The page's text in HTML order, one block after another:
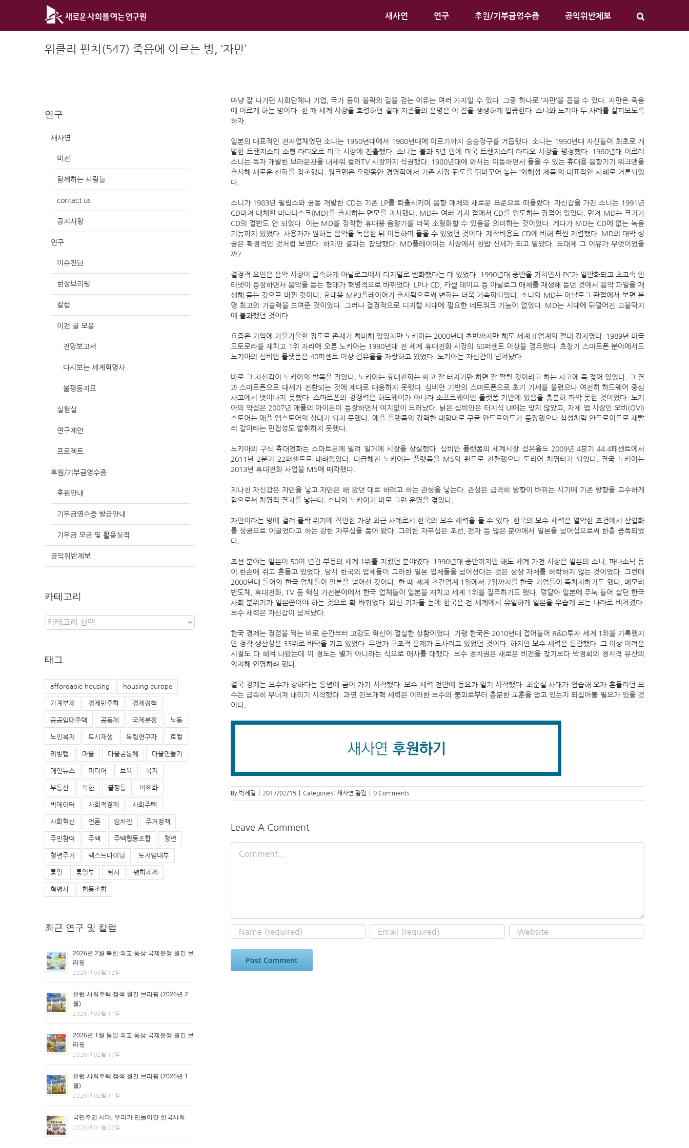
새사연 연구 후원/기부금영수증 공익위반제보
위클리 펀치(547) 죽음에 이르는 병, ‘자만’
마냥 잘 나가던 사회단체나 기업, 국가 등이 몰락의 길을 걷는 이유는 여러 가지일 수 있다. 그중 하나로 ‘자만’을 꼽을 수 있다. 자만은 죽음
에 이르게 하는 병이다. 한 때 세계 시장을 호령하던 절대 지존들의 운명은 이 점을 생생하게 입증한다. 소니와 노키아 두 사례를 살펴보도록
하자.
일본의 대표적인 전자업체였던 소니는 1950년대에서 1980년대에 이르기까지 승승장구를 거듭했다. 소니는 1950년대 자신들이 최초로 개
발한 트랜지스터 소형 라디오로 미국 시장에 진출했다. 소니는 불과 5년 만에 미국 트랜지스터 라디오 시장을 평정했다. 1960년대 이르러
소니는 독자 개발한 브라운관을 내세워 컬러TV 시장까지 석권했다. 1980년대에 와서는 이동하면서 들을 수 있는 휴대용 음향기기 워크맨을
출시해 새로운 신화를 창조했다. 워크맨은 오랫동안 경영학에서 기존 시장 판도를 뒤바꾸어 놓는 ‘와해성 제품’의 대표적인 사례로 거론되었
다.
소니가 1983년 필립스와 공동 개발한 CD는 기존 LP를 퇴출시키며 음향 매체의 새로운 표준으로 떠올랐다. 자신감을 가진 소니는 1991년
CD마저 대체할 미니디스크(MD)를 출시하는 면모를 과시했다. MD는 여러 가지 점에서 CD를 압도하는 장점이 있었다. 먼저 MD는 크기가
CD의 절반도 안 되었다. 이는 MD를 장착한 휴대용 음향기를 더욱 소형화할 수 있음을 의미하는 것이었다. 게다가 MD는 CD에 없는 녹음
기능까지 있었다. 사용자가 원하는 음악을 녹음한 뒤 이동하며 들을 수 있었던 것이다. 제작비용도 CD에 비해 훨씬 저렴했다. MD의 대박 성
공은 확정적인 것처럼 보였다. 하지만 결과는 참담했다. MD플레이어는 시장에서 찬밥 신세가 되고 말았다. 도대체 그 이유가 무엇이었을
까?
결정적 요인은 음악 시장이 급속하게 아날로그에서 디지털로 변화했다는 데 있었다. 1990년대 중반을 거치면서 PC가 일반화되고 초고속 인
터넷이 등장하면서 음악을 듣는 형태가 혁명적으로 바뀌었다. LP나 CD, 카셑 테이프 등 아날로그 매체를 재생해 듣던 것에서 음악 파일을 재
생해 듣는 것으로 바뀐 것이다. 휴대용 MP3플레이어가 출시됨으로써 변화는 더욱 가속화되었다. 소니의 MD는 아날로그 관점에서 보면 분
명 최고의 기술력을 보여준 것이었다. 그러나 결정적으로 디지털 시대에 필요한 네트워크 기능이 없었다. MD는 시대에 뒤떨어진 고물딱지
에 불과했던 것이다.
요즘은 기억에 가물가물할 정도로 존재가 희미해 있었지만 노키아는 2000년대 초반까지만 해도 세계 IT업계의 절대 강자였다. 1989년 미국
모토로라를 재치고 1위 자리에 오른 노키아는 1990년대 전 세계 휴대전화 시장의 50퍼센트 이상을 점유했다. 초창기 스마트폰 분야에서도
노키아의 심비안 플랫폼은 40퍼센트 이상 점유율을 자랑하고 있었다. 노키아는 자신감이 넘쳐났다.
바로 그 자신감이 노키아의 발목을 잡았다. 노키아는 휴대전화는 싸고 잘 터지기만 하면 잘 팔릴 것이라고 하는 사고에 푹 젖어 있었다. 그 결
과 스마트폰으로 대세가 전환되는 것에 제대로 대응하지 못했다. 심비안 기반의 스마트폰으로 초기 기세를 올렸으나 여전히 하드웨어 중심
사고에서 벗어나지 못했다. 스마트폰의 경쟁력은 하드웨어가 아니라 소프트웨어인 플랫폼 기반에 있음을 충분히 파악 못한 것이었다. 노키
아의 약점은 2007년 애플의 아이폰이 등장하면서 여지없이 드러났다. 낡은 심비안은 터치식 UI에는 맞지 않았고, 자체 앱 시장인 오비(OVI)
스토어는 애플 앱스토어의 상대가 되지 못했다. 애플 플랫폼의 강력한 대항마로 구글 안드로이드가 등장했으나 삼성처럼 안드로이드로 재빨
리 갈아타는 민첩성도 발휘하지 못했다.
노키아의 구식 휴대전화는 스마트폰에 밀려 일거에 시장을 상실했다. 심비안 플랫폼의 세계시장 점유율도 2009년 4분기 44.4페센트에서
2011년 2분기 22퍼센트로 내려앉았다. 다급해진 노키아는 플랫폼을 MS의 윈도로 전환했으나 도리어 치명타가 되었다. 결국 노키아는
2013년 휴대전화 사업을 MS에 매각했다.
지나친 자신감은 자만을 낳고 자만은 해 왔던 대로 하려고 하는 관성을 낳는다. 관성은 급격히 방향이 바뀌는 시기에 기존 방향을 고수하게
함으로써 치명적 결과를 낳는다. 소니와 노키아가 바로 그런 운명을 겪었다.
자만이라는 병에 걸려 몰락 위기에 직면한 가장 최근 사례로서 한국의 보수 세력을 들 수 있다. 한국의 보수 세력은 열악한 조건에서 산업화
를 성공으로 이끌었다고 하는 강한 자부심을 품어 왔다. 그러한 자부심은 조선, 전자 등 많은 분야에서 일본을 넘어섬으로써 한층 증폭되었
다.
조선 분야는 일본이 50여 년간 부동의 세계 1위를 지켰던 분야였다. 1990년대 중반까지만 해도 세계 가전 시장은 일본의 소니, 파나소닉 등
이 한손에 쥐고 흔들고 있었다. 당시 한국의 업체들이 그러한 일본 업체들을 넘어선다는 것은 상상 자체를 허락하지 않는 것이었다. 그런데
2000년대 들어와 한국 업체들이 일본을 넘어선 것이다. 한 때 세계 조건업계 1위에서 7위까지를 한국 기업들이 독차지하기도 했다. 메모리
반도체, 휴대전화, TV 등 핵심 가전분야에서 한국 업체들이 일본을 재치고 세계 1위를 질주하기도 했다. 덩달아 일본에 주눅 들어 살던 한국
사회 분위기가 일본쯤이야 하는 것으로 확 바뀌었다. 외신 기자들 눈에 한국은 전 세계에서 유일하게 일본을 우습게 보는 나라로 비쳐졌다.
보수 세력은 자신감이 넘쳐났다.
한국 경제는 정점을 찍는 바로 순간부터 고강도 혁신이 절실한 상황이었다. 가령 한국은 2010년대 접어들어 R&D투자 세계 1위를 기록했지
만 정작 생산성은 33위로 바닥을 기고 있었다. 무언가 구조적 문제가 도사리고 있었던 것이다. 하지만 보수 세력은 둔감했다. 그 이상 어려운
시절도 다 헤쳐 나왔는데 이 정도는 별거 아니라는 식으로 매사를 대했다. 보수 정치권은 새로운 비전을 찾기보다 박정희의 정치적 유산의
의지해 연명하려 했다.
결국 경제는 보수가 강하다는 통념에 금이 가기 시작했다. 보수 세력 전반에 동요가 일기 시작했다. 최순실 사태가 엄습해 오자 흔들리던 보
수는 급속히 무너져 내리기 시작했다. 과연 진보개혁 세력은 이러한 보수의 붕괴로부터 충분한 교훈을 얻고 있는지 되짚어볼 필요가 있을 것
이다.
By 박세길 2017/02/15 Categories: 새사연 칼럼 0 Comments
Leave A Comment
연구
새사연
비전
함께하는 사람들
contact us
공지사항
연구
이슈진단
현장브리핑
칼럼
이전 글 모음
전망보고서
다시보는 세계혁명사
불평등지표
실험실
연구제안
프로젝트
후원/기부금영수증
후원안내
기부금영수증 발급안내
기부금 모금 및 활용실적
공익위반제보
카테고리
카
테
태그
affordable housing housing europe
가계부채 경제민주화 경제정책
공공임대주택 공동체 국제분쟁 노동
노인복지 도시재생 독립연구자 로컬
리빙랩 마을 마을공동체 마을만들기
메인뉴스 미디어 보육 복지
부동산 북한 불평등 비핵화
빅데이터 사회적경제 사회주택
사회혁신 언론 임차인 주거정책
주민참여 주택 주택협동조합 청년
청년주거 텍스트마이닝 토지임대부
통일 통일부 퇴사 평화체제
혁명사 협동조합
최근 연구 및 칼럼
2026년 2월 북한·외교·통상·국제분쟁 월간 브
리핑
2026년 03월 12일
유럽 사회주택 정책 월간 브리핑 (2026년 2
월)
2026년 03월 11일
2026년 1월 통일·외교·통상·국제분쟁 월간 브
리핑
2026년 02월 17일
유럽 사회주택 정책 월간 브리핑 (2026년 1
월)
2026년 02월 11일
국민주권 시대, 우리가 만들어갈 한국사회
2026년 01월 28일